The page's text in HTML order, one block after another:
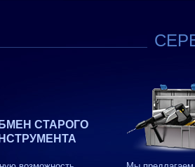
СТАРОГО